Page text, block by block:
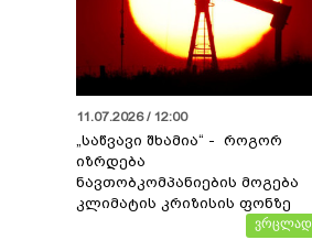
11.07.2026 / 12:00
„საწვავი შხამია“ - როგორ
იზრდება
ნავთობკომპანიების მოგება
კლიმატის კრიზისის ფონზე
ვრცლად